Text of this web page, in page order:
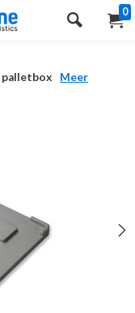
0
palletbox
Meer